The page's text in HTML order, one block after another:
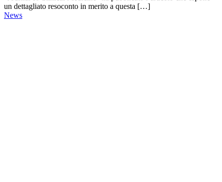
un dettagliato resoconto in merito a questa […]
News